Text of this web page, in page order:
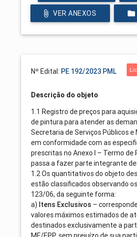
VER ANEXOS
Nº Edital: PE 192/2023 PML
Descrição do objeto
1.1 Registro de preços para
de pintura para atender as
Secretaria de Serviços Públicos e
em conformidade com as
prescritas no Anexo I – Termo de
passa a fazer parte integrante
1.2 Os quantitativos do objeto
estão classificados observando
123/06, da seguinte forma:
a) Itens Exclusivos –
valores máximos estimados de
destinados exclusivamente a